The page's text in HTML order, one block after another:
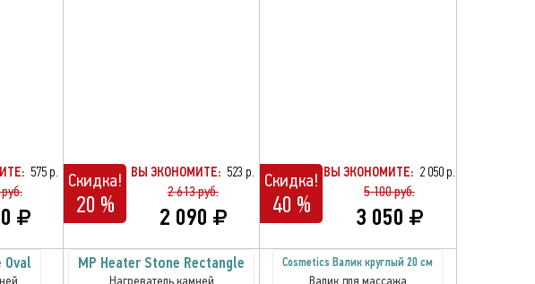
575 р. Скидка!
20 %
ВЫ ЭКОНОМИТЕ: 523 р.
2 613 руб.
2 090
Скидка!
40 %
ВЫ ЭКОНОМИТЕ: 2 050 р.
5 100 руб.
3 050
Oval MP Heater Stone Rectangle
Нагреватель камней
Cosmetics Валик круглый 20 см
Валик для массажа